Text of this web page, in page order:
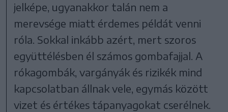
jelképe, ugyanakkor talán nem a
merevsége miatt érdemes példát venni
róla. Sokkal inkább azért, mert szoros
együttélésben él számos gombafajjal. A
rókagombák, vargányák és rizikék mind
kapcsolatban állnak vele, egymás között
vizet és értékes tápanyagokat cserélnek.